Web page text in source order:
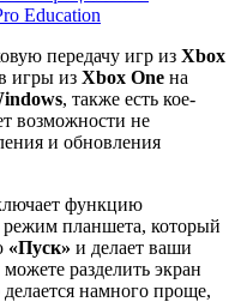
Education
передачу игр из Xbox
игры из Xbox One на
, также есть кое-
возможности не
и обновления
функцию
планшета, который
«Пуск» и делает ваши
разделить экран
намного проще,